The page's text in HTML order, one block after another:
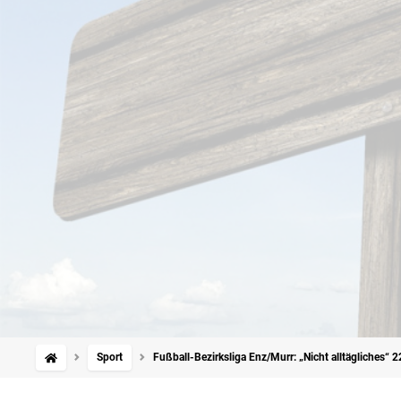
Sport Fußball-Bezirksliga Enz/Murr: „Nicht alltägliches“